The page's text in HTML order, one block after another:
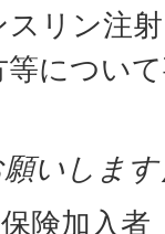
リン注
につい
願いしま
険加入